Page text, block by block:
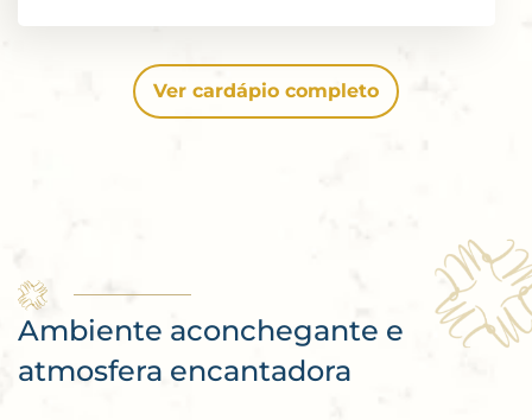
Ver cardápio completo
Ambiente aconchegante e
atmosfera encantadora